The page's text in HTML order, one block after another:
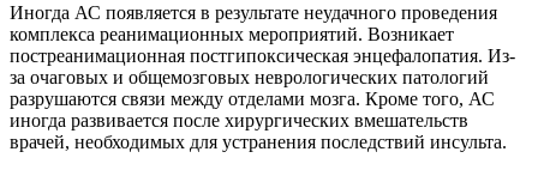
Иногда АС появляется в результате неудачного проведения
комплекса реанимационных мероприятий. Возникает
постреанимационная постгипоксическая энцефалопатия. Из-
за очаговых и общемозговых неврологических патологий
разрушаются связи между отделами мозга. Кроме того, АС
иногда развивается после хирургических вмешательств
врачей, необходимых для устранения последствий инсульта.